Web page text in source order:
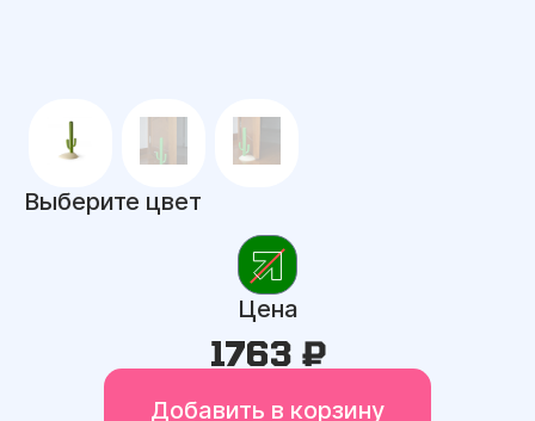
Выберите цвет
Цена
1763 ₽
Добавить в корзину